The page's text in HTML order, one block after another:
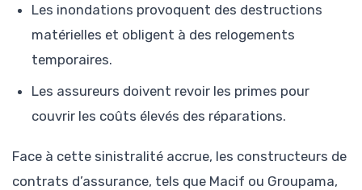
Les inondations provoquent des destructions
matérielles et obligent à des relogements
temporaires.
Les assureurs doivent revoir les primes pour
couvrir les coûts élevés des réparations.
Face à cette sinistralité accrue, les constructeurs de
contrats d’assurance, tels que Macif ou Groupama,